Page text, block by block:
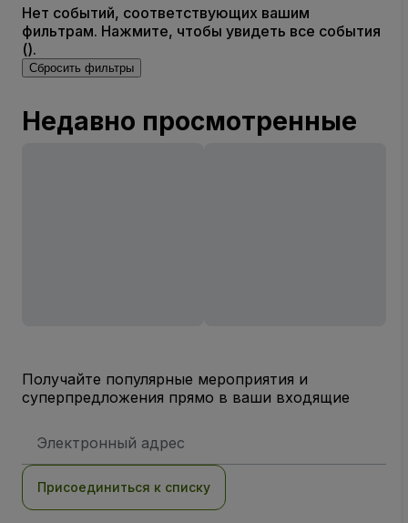
Нет событий, соответствующих вашим
фильтрам. Нажмите, чтобы увидеть все события
().
Сбросить фильтры
Недавно просмотренные
Получайте популярные мероприятия и
суперпредложения прямо в ваши входящие
электронной
Присоединиться к списку